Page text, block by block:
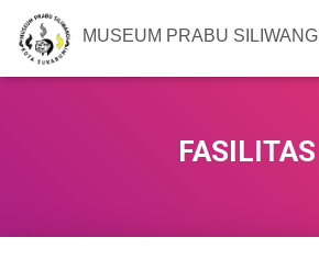
MUSEUM PRABU SILIWANGI
FASILITAS